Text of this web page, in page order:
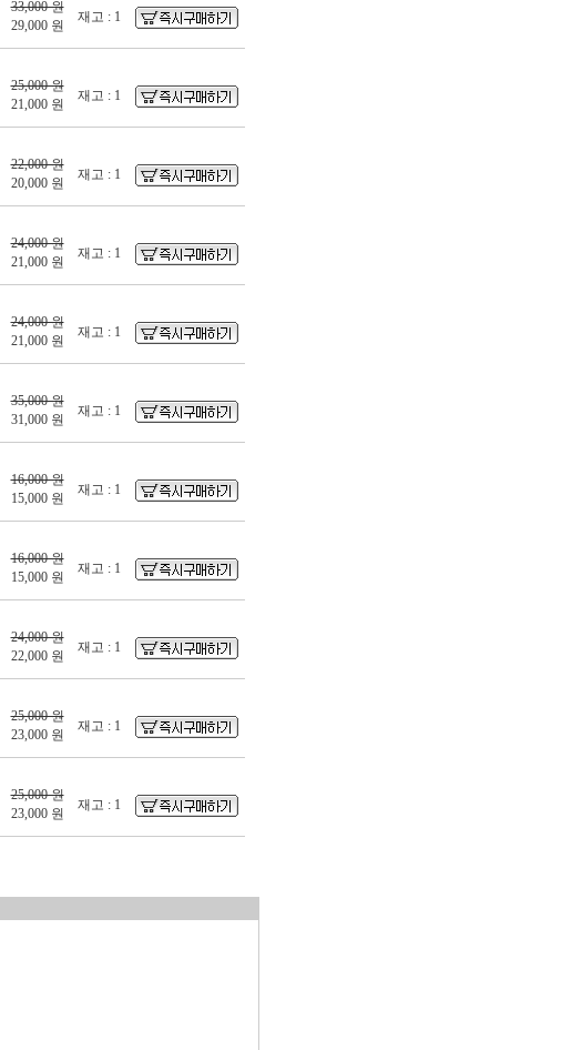
33,000 원
29,000 원
재고 : 1
25,000 원
21,000 원
재고 : 1
22,000 원
20,000 원
재고 : 1
24,000 원
21,000 원
재고 : 1
24,000 원
21,000 원
재고 : 1
35,000 원
31,000 원
재고 : 1
16,000 원
15,000 원
재고 : 1
16,000 원
15,000 원
재고 : 1
24,000 원
22,000 원
재고 : 1
25,000 원
23,000 원
재고 : 1
25,000 원
23,000 원
재고 : 1